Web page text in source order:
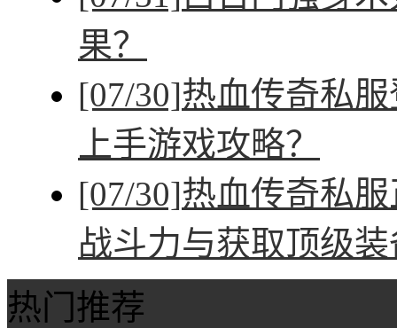
果？
[07/30]热血传奇私
上手游戏攻略？
[07/30]热血传奇私
战斗力与获取顶级
热门推荐